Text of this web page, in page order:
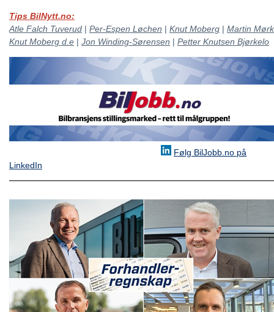
Tips BilNytt.no:
Atle Falch Tuverud | Per-Espen Løchen | Knut Moberg | Martin Mørk
Knut Moberg d.e | Jon Winding-Sørensen | Petter Knutsen Bjørkelo
Følg BilJobb.no på
LinkedIn